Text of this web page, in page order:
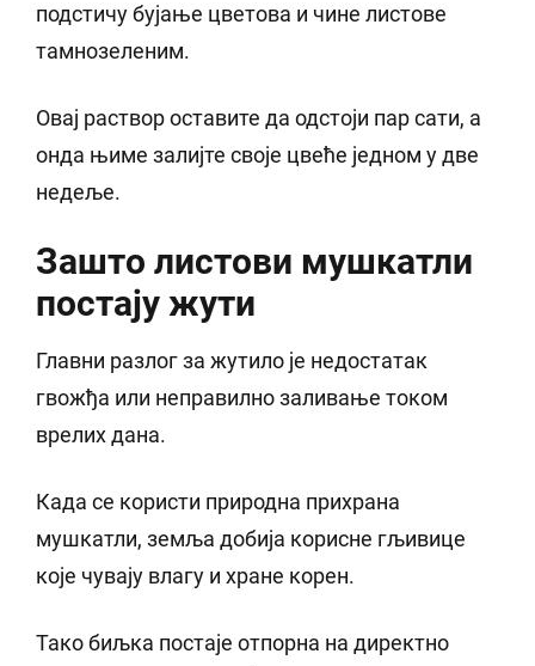
подстичу бујање цветова и чине листове
тамнозеленим.
Овај раствор оставите да одстоји пар сати, а
онда њиме залијте своје цвеће једном у две
недеље.
Зашто листови мушкатли
постају жути
Главни разлог за жутило је недостатак
гвожђа или неправилно заливање током
врелих дана.
Када се користи природна прихрана
мушкатли, земља добија корисне гљивице
које чувају влагу и хране корен.
Тако биљка постаје отпорна на директно